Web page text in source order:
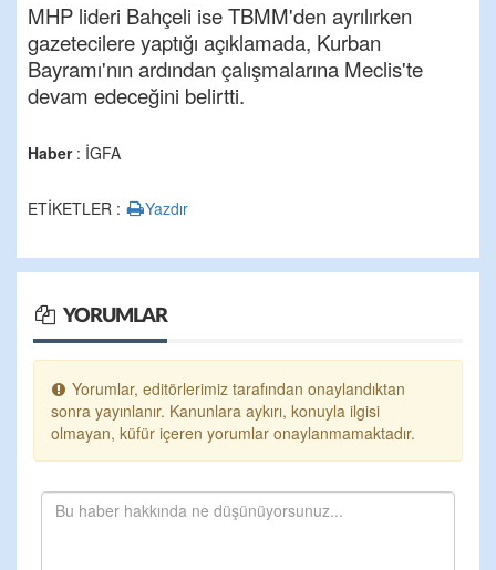
MHP lideri Bahçeli ise TBMM'den ayrılırken
gazetecilere yaptığı açıklamada, Kurban
Bayramı'nın ardından çalışmalarına Meclis'te
devam edeceğini belirtti.
Haber: İGFA
ETİKETLER : Yazdır
YORUMLAR
Yorumlar, editörlerimiz tarafından onaylandıktan
sonra yayınlanır. Kanunlara aykırı, konuyla ilgisi
olmayan, küfür içeren yorumlar onaylanmamaktadır.